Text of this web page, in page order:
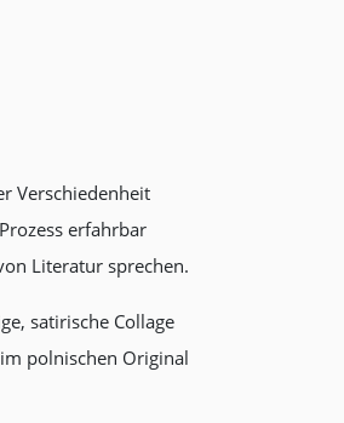
Verschiedenheit
erfahrbar
Literatur sprechen.
satirische Collage
polnischen Original